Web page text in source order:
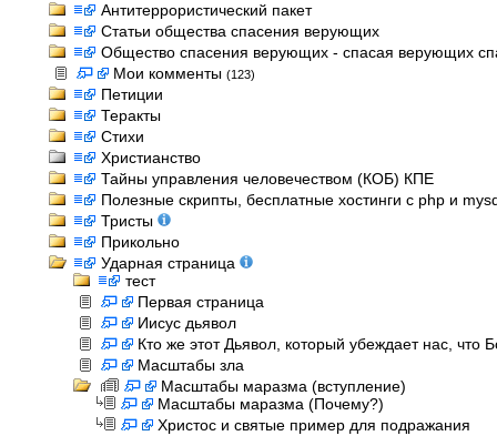
Антитеррористический пакет
Статьи общества спасения верующих
Общество спасения верующих - спасая верующих
Мои комменты (123)
Петиции
Теракты
Стихи
Христианство
Тайны управления человечеством (КОБ) КПЕ
Полезные скрипты, бесплатные хостинги с php и
Тристы
Прикольно
Ударная страница
тест
Первая страница
Иисус дьявол
Кто же этот Дьявол, который убеждает нас, что
Масштабы зла
Масштабы маразма (вступление)
Масштабы маразма (Почему?)
Христос и святые пример для подражания